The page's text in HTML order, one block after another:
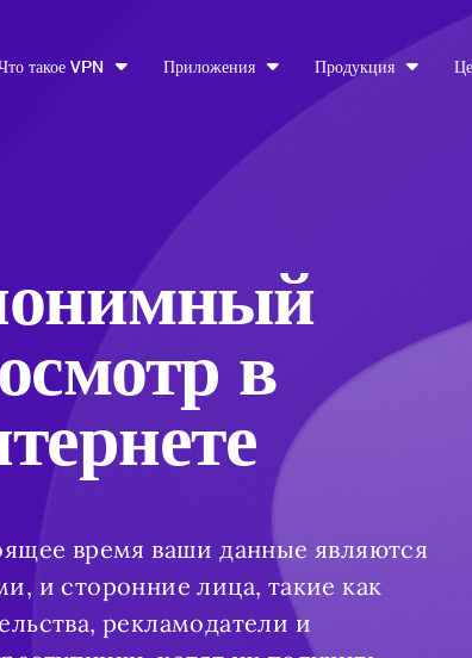
такое VPN Приложения Продукция
в
время ваши данные являются
и сторонние лица, такие как
рекламодатели и